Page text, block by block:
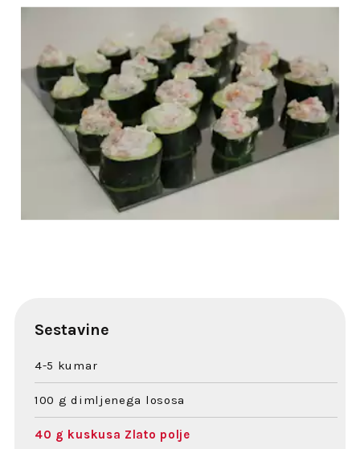
Sestavine
4-5 kumar
100 g dimljenega lososa
40 g kuskusa Zlato polje